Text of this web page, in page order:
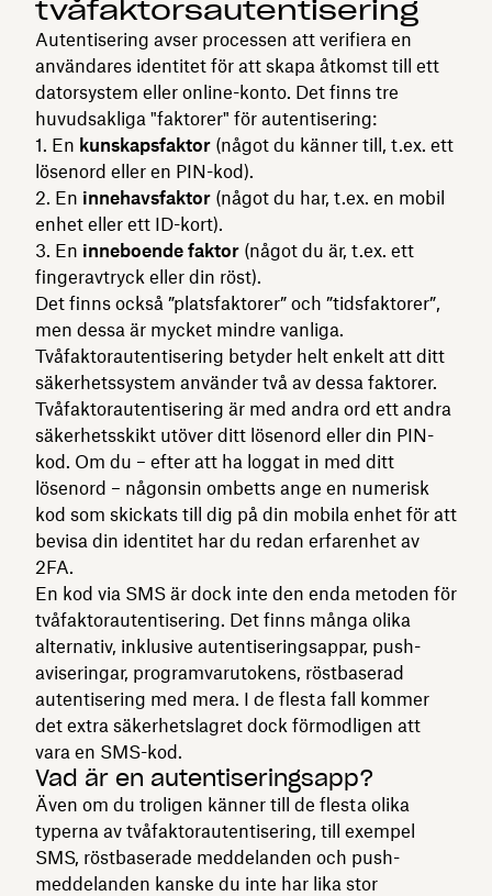
tvåfaktorsautentisering
Autentisering avser processen att verifiera en
användares identitet för att skapa åtkomst till ett
datorsystem eller online-konto. Det finns tre
huvudsakliga "faktorer" för autentisering:
En kunskapsfaktor (något du känner till, t.ex. ett
lösenord eller en PIN-kod).
En innehavsfaktor (något du har, t.ex. en mobil
enhet eller ett ID-kort).
En inneboende faktor (något du är, t.ex. ett
fingeravtryck eller din röst).
Det finns också ”platsfaktorer” och ”tidsfaktorer”,
men dessa är mycket mindre vanliga.
Tvåfaktorautentisering betyder helt enkelt att ditt
säkerhetssystem använder två av dessa faktorer.
Tvåfaktorautentisering är med andra ord ett andra
säkerhetsskikt utöver ditt lösenord eller din PIN-
kod. Om du – efter att ha loggat in med ditt
lösenord – någonsin ombetts ange en numerisk
kod som skickats till dig på din mobila enhet för att
bevisa din identitet har du redan erfarenhet av
2FA.
En kod via SMS är dock inte den enda metoden för
tvåfaktorautentisering. Det finns många olika
alternativ, inklusive autentiseringsappar, push-
aviseringar, programvarutokens, röstbaserad
autentisering med mera. I de flesta fall kommer
det extra säkerhetslagret dock förmodligen att
vara en SMS-kod.
Vad är en autentiseringsapp?
Även om du troligen känner till de flesta olika
typerna av tvåfaktorautentisering, till exempel
SMS, röstbaserade meddelanden och push-
meddelanden kanske du inte har lika stor